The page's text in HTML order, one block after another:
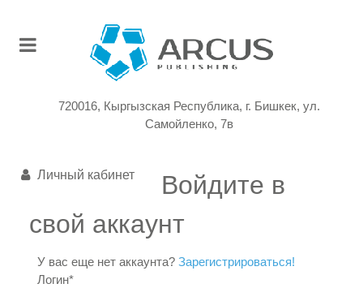
720016, Кыргызская Республика, г. Бишкек, ул.
Самойленко, 7в
Личный кабинет
Войдите в
свой аккаунт
У вас еще нет аккаунта?Зарегистрироваться!
Логин*